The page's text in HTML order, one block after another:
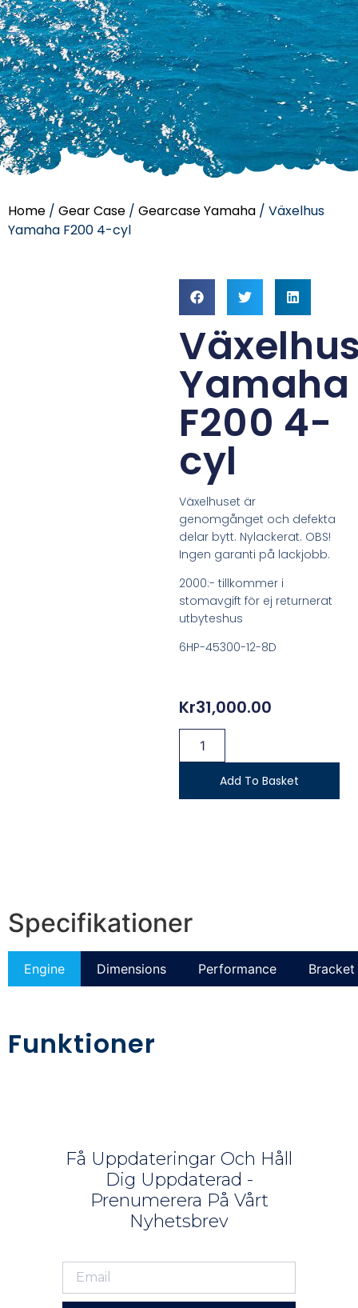
Home / Gear Case / Gearcase Yamaha / Växelhus
Yamaha F200 4-cyl
Yamaha
F200 4-
cyl
Växelhuset är
genomgånget och defekta
delar bytt. Nylackerat. OBS!
Ingen garanti på lackjobb.
2000:- tillkommer i
stomavgift för ej returnerat
utbyteshus
6HP-45300-12-8D
Kr31,000.00
Add To Basket
Specifikationer
Engine Dimensions Performance
Funktioner
Få Uppdateringar Och Håll
Dig Uppdaterad -
Prenumerera På Vårt
Nyhetsbrev